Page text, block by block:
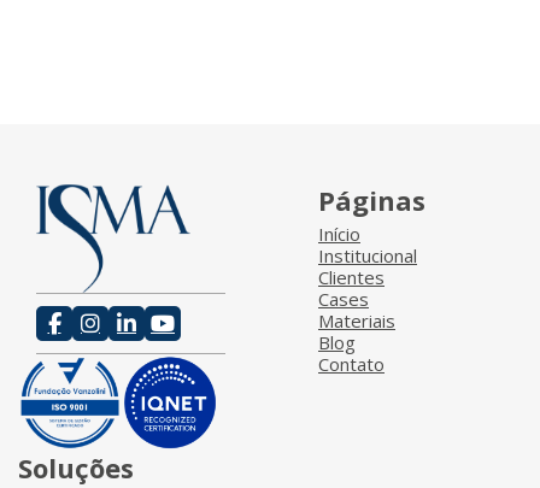
Páginas
Início
Institucional
Clientes
Cases
Materiais
Blog
Contato
Soluções